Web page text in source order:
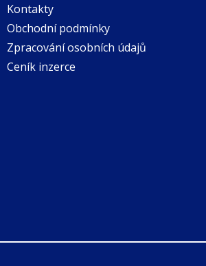
Kontakty
Obchodní podmínky
Zpracování osobních údajů
Ceník inzerce